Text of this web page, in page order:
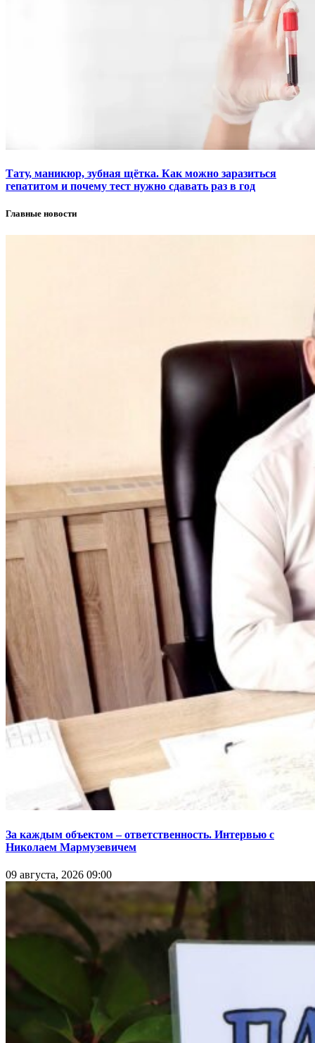
Тату, маникюр, зубная щётка. Как можно заразиться
гепатитом и почему тест нужно сдавать раз в год
Главные новости
За каждым объектом – ответственность. Интервью с
Николаем Мармузевичем
09 августа, 2026 09:00